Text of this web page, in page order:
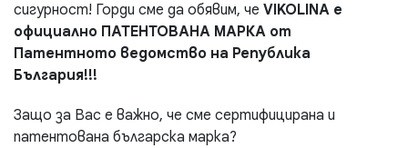
сигурност! Горди сме да обявим, че VIKOLINA е
официално ПАТЕНТОВАНА МАРКА от
Патентното ведомство на Република
България!!!
Защо за Вас е важно, че сме сертифицирана и
патентована българска марка?